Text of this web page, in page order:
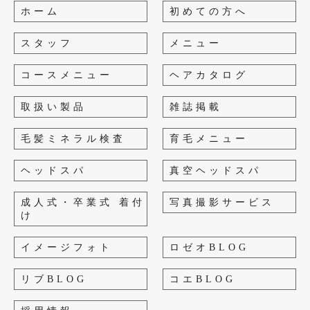
ホーム 初めての方へ
スタッフ メニュー
コースメニュー ヘアカタログ
取扱い製品 雑誌掲載
毛髪ミネラル検査 育毛メニュー
ヘッドスパ 真空ヘッドスパ
成人式・卒業式 着付
け
写真撮影サービス
イメージフォト ロゼオBLOG
リブBLOG コエBLOG